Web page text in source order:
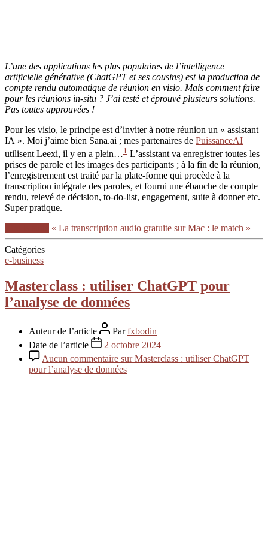
L’une des applications les plus populaires de l’intelligence
artificielle générative (ChatGPT et ses cousins) est la production de
compte rendu automatique de réunion en visio. Mais comment faire
pour les réunions in-situ ? J’ai testé et éprouvé plusieurs solutions.
Pas toutes approuvées !
Pour les visio, le principe est d’inviter à notre réunion un « assistant
IA ». Moi j’aime bien Sana.ai ; mes partenaires de PuissanceAI
utilisent Leexi, il y en a plein…1 L’assistant va enregistrer toutes les
prises de parole et les images des participants ; à la fin de la réunion,
l’enregistrement est traité par la plate-forme qui procède à la
transcription intégrale des paroles, et fourni une ébauche de compte
rendu, relevé de décision, to-do-list, engagement, suite à donner etc.
Super pratique.
« La transcription audio gratuite sur Mac : le match »
Catégories
e-business
Masterclass : utiliser ChatGPT pour
l’analyse de données
Auteur de l’article Parfxbodin
Date de l’article
2 octobre 2024
Aucun commentaire sur Masterclass : utiliser ChatGPT
pour l’analyse de données